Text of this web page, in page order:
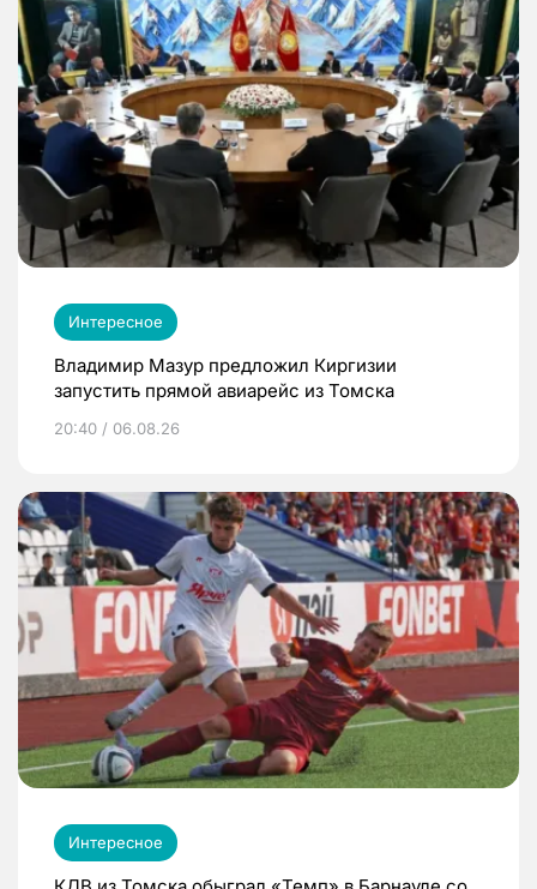
Интересное
Владимир Мазур предложил Киргизии
запустить прямой авиарейс из Томска
20:40 / 06.08.26
Интересное